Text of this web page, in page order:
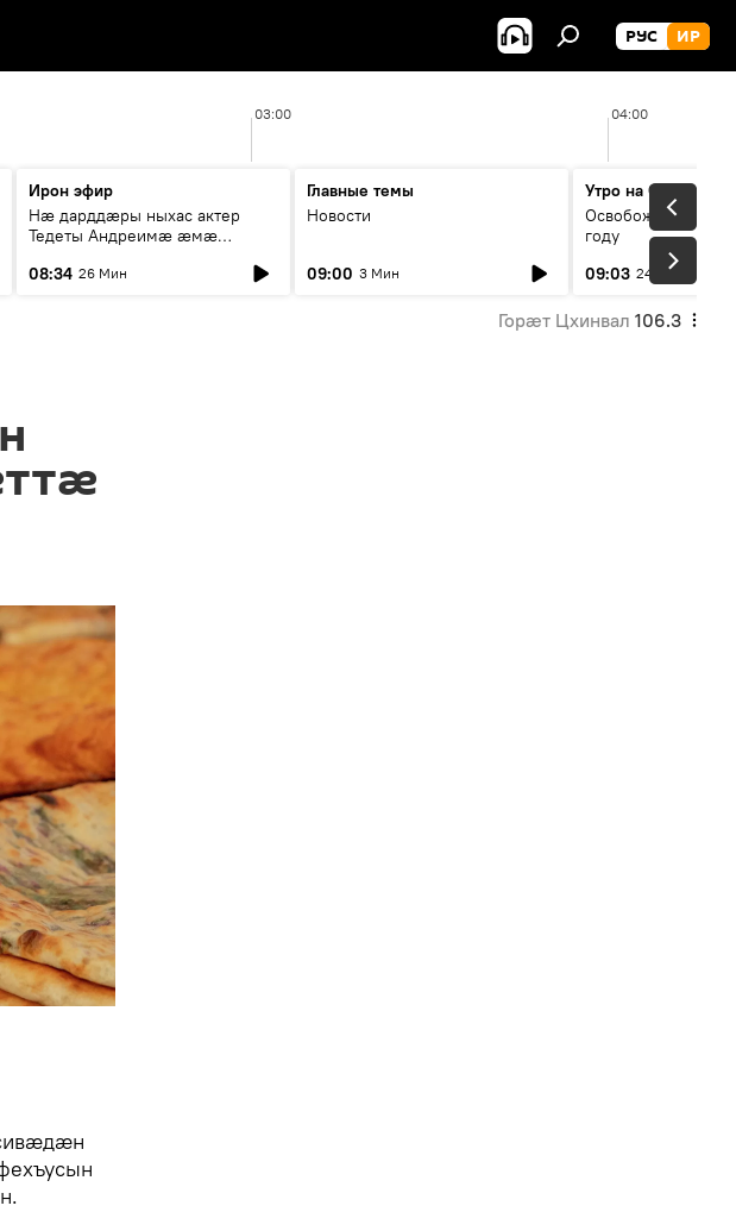
РУС ИР
03:00 04:00
Ирон эфир
Нæ дарддæры ныхас актер
Тедеты Андреимæ æмæ
хæст цыди"
08:34 26 Мин
Главные темы
Новости
09:00 3 Мин
Утро на Спутнике
Освобождение
году
09:03 24 Мин
Горӕт Цхинвал 106.3